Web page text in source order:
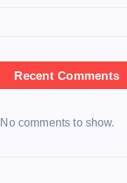
Recent Comments
No comments to show.